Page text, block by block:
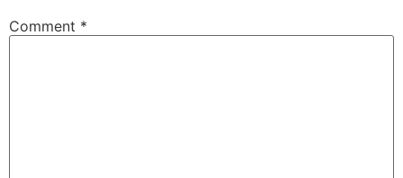
Comment *